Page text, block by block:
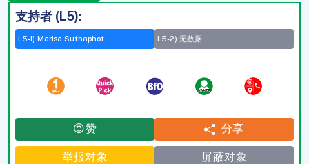
支持者 (L5):
L5-1) Marisa Suthaphot L5-2) 无数据
😍赞 分享
举报对象 屏蔽对象